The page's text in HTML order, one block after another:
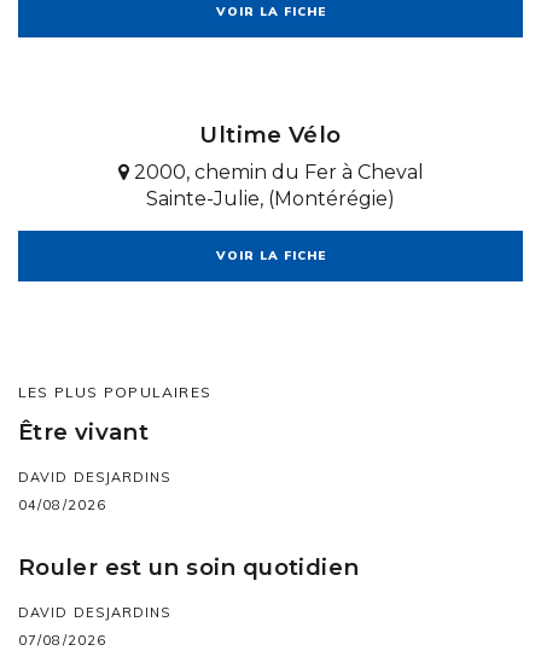
VOIR LA FICHE
Ultime Vélo
2000, chemin du Fer à Cheval
Sainte-Julie, (Montérégie)
VOIR LA FICHE
LES PLUS POPULAIRES
Être vivant
DAVID DESJARDINS
04/08/2026
Rouler est un soin quotidien
DAVID DESJARDINS
07/08/2026